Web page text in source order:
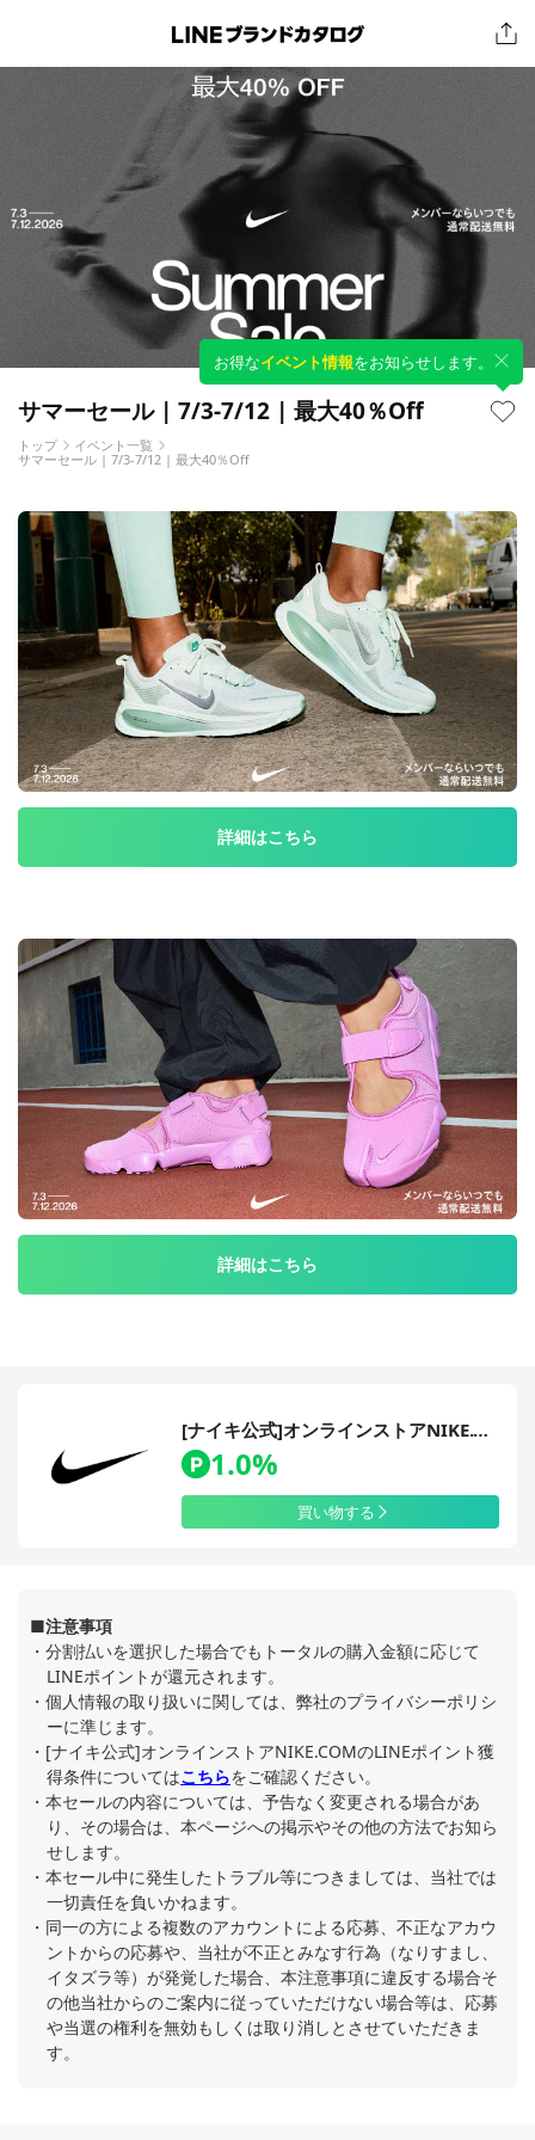
サマーセール | 7/3-7/12 | 最大40％Off
お得なイベント情報をお知らせします。
トップ
イベント一覧
サマーセール | 7/3-7/12 | 最大40％Off
詳細はこちら
詳細はこちら
[ナイキ公式]オンラインストアNIKE.COM
1.0%
買い物する
■注意事項
分割払いを選択した場合でもトータルの購入金額に応じて
LINEポイントが還元されます。
個人情報の取り扱いに関しては、弊社のプライバシーポリシ
ーに準じます。
[ナイキ公式]オンラインストアNIKE.COMのLINEポイント獲
得条件についてはこちらをご確認ください。
本セールの内容については、予告なく変更される場合があ
り、その場合は、本ページへの掲示やその他の方法でお知ら
せします。
本セール中に発生したトラブル等につきましては、当社では
一切責任を負いかねます。
同一の方による複数のアカウントによる応募、不正なアカウ
ントからの応募や、当社が不正とみなす行為（なりすまし、
イタズラ等）が発覚した場合、本注意事項に違反する場合そ
の他当社からのご案内に従っていただけない場合等は、応募
や当選の権利を無効もしくは取り消しとさせていただきま
す。